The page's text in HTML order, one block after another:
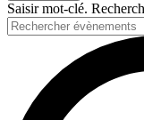
Saisir mot-clé.